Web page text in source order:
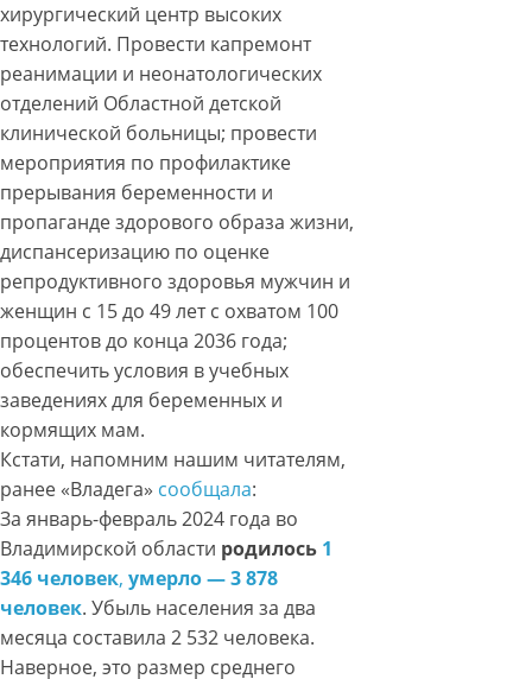
хирургический центр высоких
технологий. Провести капремонт
реанимации и неонатологических
отделений Областной детской
клинической больницы; провести
мероприятия по профилактике
прерывания беременности и
пропаганде здорового образа жизни,
диспансеризацию по оценке
репродуктивного здоровья мужчин и
женщин с 15 до 49 лет с охватом 100
процентов до конца 2036 года;
обеспечить условия в учебных
заведениях для беременных и
кормящих мам.
Кстати, напомним нашим читателям,
ранее «Владега» сообщала:
За январь-февраль 2024 года во
Владимирской области родилось 1
346 человек, умерло — 3 878
человек. Убыль населения за два
месяца составила 2 532 человека.
Наверное, это размер среднего